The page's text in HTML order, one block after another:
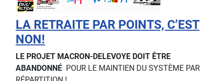
LA RETRAITE PAR POINTS, C’EST
NON!
LE PROJET MACRON-DELEVOYE DOIT ÊTRE
ABANDONNÉ POUR LE MAINTIEN DU SYSTÈME PAR